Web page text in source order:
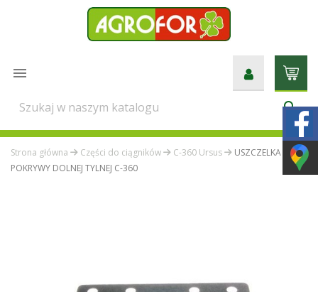

search
Strona główna Części do ciągników C-360 Ursus
USZCZELKA
POKRYWY DOLNEJ TYLNEJ C-360